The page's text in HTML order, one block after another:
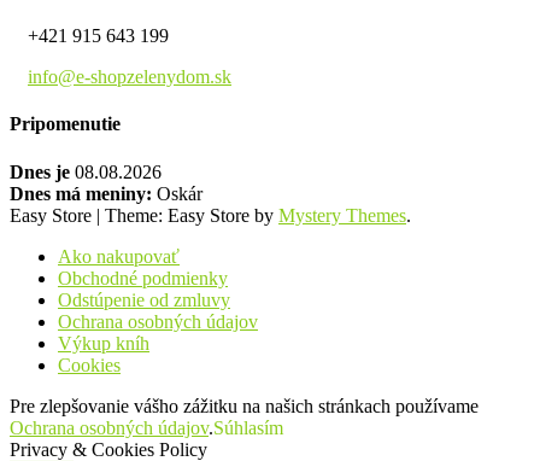
+421 915 643 199
info@e-shopzelenydom.sk
Pripomenutie
Dnes je 08.08.2026
Dnes má meniny: Oskár
Easy Store | Theme: Easy Store by Mystery Themes.
Ako nakupovať
Obchodné podmienky
Odstúpenie od zmluvy
Ochrana osobných údajov
Výkup kníh
Cookies
Pre zlepšovanie vášho zážitku na našich stránkach používame
Ochrana osobných údajov.Súhlasím
Privacy & Cookies Policy